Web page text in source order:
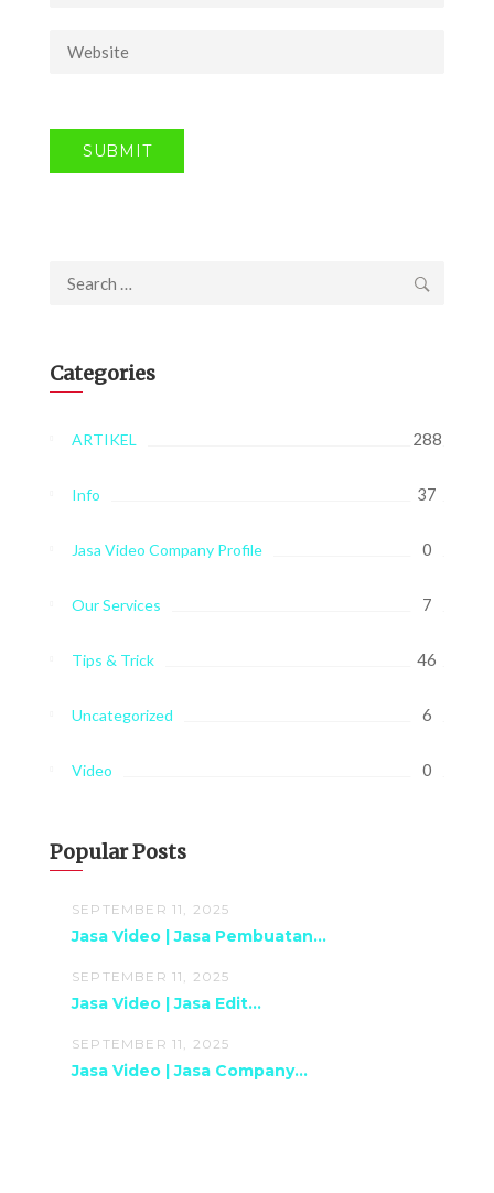
Search
Categories
ARTIKEL 288
Info 37
Jasa Video Company Profile 0
Our Services 7
Tips & Trick 46
Uncategorized 6
Video 0
Popular Posts
SEPTEMBER 11, 2025
Jasa Video | Jasa Pembuatan...
SEPTEMBER 11, 2025
Jasa Video | Jasa Edit...
SEPTEMBER 11, 2025
Jasa Video | Jasa Company...